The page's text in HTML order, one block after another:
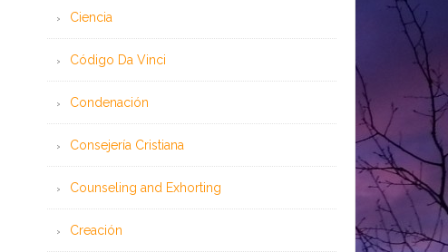
Ciencia
Código Da Vinci
Condenación
Consejería Cristiana
Counseling and Exhorting
Creación